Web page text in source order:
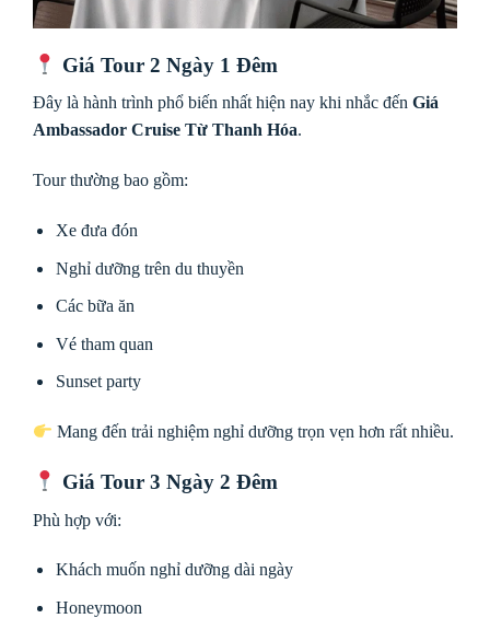
Giá Tour 2 Ngày 1 Đêm
Đây là hành trình phổ biến nhất hiện nay khi nhắc đến Giá
Ambassador Cruise Từ Thanh Hóa.
Tour thường bao gồm:
Xe đưa đón
Nghỉ dưỡng trên du thuyền
Các bữa ăn
Vé tham quan
Sunset party
Mang đến trải nghiệm nghỉ dưỡng trọn vẹn hơn rất nhiều.
Giá Tour 3 Ngày 2 Đêm
Phù hợp với:
Khách muốn nghỉ dưỡng dài ngày
Honeymoon